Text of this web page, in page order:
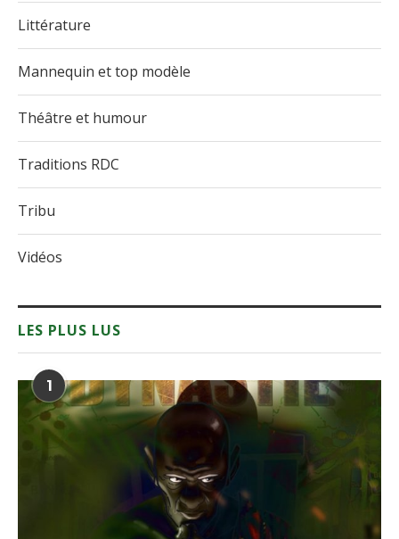
Littérature
Mannequin et top modèle
Théâtre et humour
Traditions RDC
Tribu
Vidéos
LES PLUS LUS
1